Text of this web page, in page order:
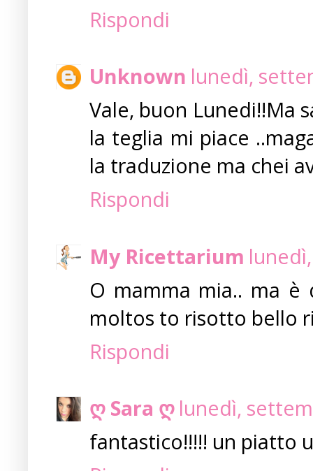
Rispondi
Unknown lunedì,
Vale, buon Lunedi!!Ma
la teglia mi piace
la traduzione ma chei
Rispondi
My Ricettarium
O mamma mia.. ma è
moltos to risotto bello
Rispondi
ღ Sara ღ lunedì,
fantastico!!!!! un piatto